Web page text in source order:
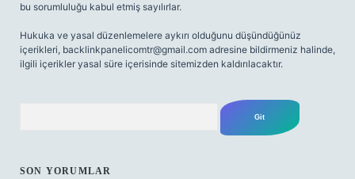
bu sorumluluğu kabul etmiş sayılırlar.
Hukuka ve yasal düzenlemelere aykırı olduğunu düşündüğünüz
içerikleri, backlinkpanelicomtr@gmail.com adresine bildirmeniz halinde,
ilgili içerikler yasal süre içerisinde sitemizden kaldırılacaktır.
SON YORUMLAR